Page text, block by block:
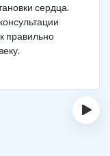
сердца.
правильно
›